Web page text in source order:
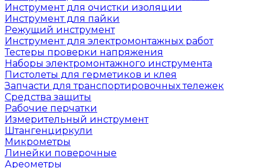
Инструмент для очистки изоляции
Инструмент для пайки
Режущий инструмент
Инструмент для электромонтажных работ
Тестеры проверки напряжения
Наборы электромонтажного инструмента
Пистолеты для герметиков и клея
Запчасти для транспортировочных тележек
Средства защиты
Рабочие перчатки
Измерительный инструмент
Штангенциркули
Микрометры
Линейки поверочные
Ареометры